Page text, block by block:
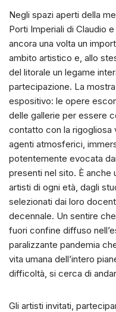
Negli spazi aperti della
Porti Imperiali di Claudio
ancora una volta un
ambito artistico e, allo
del litorale un legame
partecipazione. La
espositivo: le opere
delle gallerie per essere
contatto con la rigogliosa
agenti atmosferici,
potentemente evocata
presenti nel sito. È anche
artisti di ogni età, dagli
selezionati dai loro
decennale. Un sentire
fuori confine diffuso
paralizzante pandemia
vita umana dell’intero
difficoltà, si cerca di
Gli artisti invitati,